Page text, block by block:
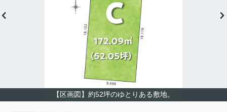
【区画図】約52坪のゆとりある敷地。